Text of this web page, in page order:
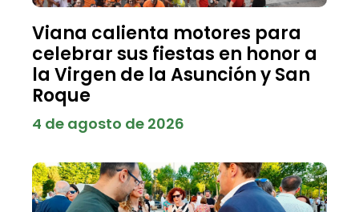
Viana calienta motores para
celebrar sus fiestas en honor a
la Virgen de la Asunción y San
Roque
4 de agosto de 2026